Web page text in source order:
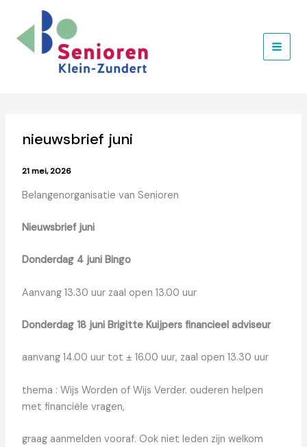
nieuwsbrief juni
21 mei, 2026
Belangenorganisatie van Senioren
Nieuwsbrief juni
Donderdag 4 juni Bingo
Aanvang 13.30 uur zaal open 13.00 uur
Donderdag 18 juni Brigitte Kuijpers financieel adviseur
aanvang 14.00 uur tot ± 16.00 uur, zaal open 13.30 uur
thema : Wijs Worden of Wijs Verder. ouderen helpen
met financiële vragen,
graag aanmelden vooraf. Ook niet leden zijn welkom